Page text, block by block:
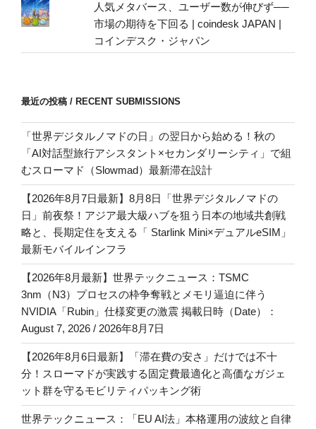
人気メタバース、ユーザー数が伸びず──
市場の期待を下回る | coindesk JAPAN |
コインデスク・ジャパン
最近の投稿 / RECENT SUBMISSIONS
「世界デジタルノマドの日」の翌日から始める！秋の
「AI対話型旅行アシスタント×セカンダリーシティ」で組
むスローマド（Slowmad）最新滞在設計
【2026年8月7日最新】8月8日「世界デジタルノマドの
日」前夜祭！アジア最大級ハブを狙う日本の地域共創戦
略と、長期定住を支える「 Starlink Mini×デュアルeSIM」
最新モバイルインフラ
【2026年8月最新】世界テックニュース：TSMC
3nm（N3）プロセスの枠争奪戦とメモリ逼迫に伴う
NVIDIA「Rubin」仕様変更の激震 掲載日時（Date）：
August 7, 2026 / 2026年8月7日
【2026年8月6日最新】「滞在費の安さ」だけでは不十
分！スローマドが実践する固定費最適化と高価なガジェ
ット群を守るモビリティパッキング術
世界テックニュース：「EU AI法」本格運用の波紋と自律